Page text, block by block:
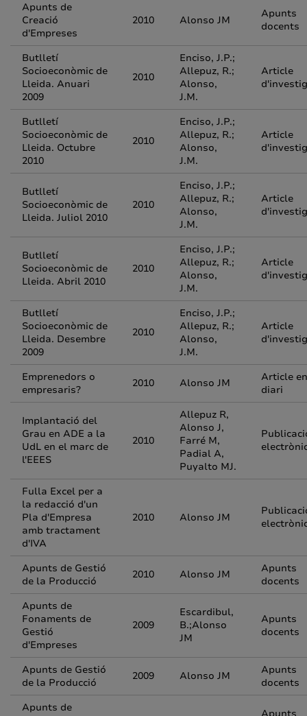
Apunts de
Creació
d'Empreses
2010 Alonso JM
Apunts
docents
Butlletí
Socioeconòmic de
Lleida. Anuari
2009
2010
Enciso, J.P.;
Allepuz, R.;
Alonso,
J.M.
Article
Butlletí
Socioeconòmic de
Lleida. Octubre
2010
2010
Enciso, J.P.;
Allepuz, R.;
Alonso,
J.M.
Article
Butlletí
Socioeconòmic de
Lleida. Juliol 2010
2010
Enciso, J.P.;
Allepuz, R.;
Alonso,
J.M.
Article
Butlletí
Socioeconòmic de
Lleida. Abril 2010
2010
Enciso, J.P.;
Allepuz, R.;
Alonso,
J.M.
Article
Butlletí
Socioeconòmic de
Lleida. Desembre
2009
2010
Enciso, J.P.;
Allepuz, R.;
Alonso,
J.M.
Article
Emprenedors o
empresaris?
2010 Alonso JM
Article en
diari
Implantació del
Grau en ADE a la
UdL en el marc de
l'EEES
2010
Allepuz R,
Alonso J,
Farré M,
Padial A,
Puyalto MJ.
Fulla Excel per a
la redacció d'un
Pla d'Empresa
amb tractament
d'IVA
2010 Alonso JM
Apunts de Gestió
de la Producció
2010 Alonso JM
Apunts
docents
Apunts de
Fonaments de
Gestió
d'Empreses
2009
Escardibul,
B.;Alonso
JM
Apunts
docents
Apunts de Gestió
de la Producció
2009 Alonso JM
Apunts
docents
Apunts de